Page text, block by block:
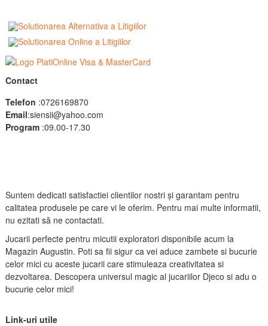
Contact
Telefon :0726169870
Email:siensii@yahoo.com
Program:09.00-17.30
Suntem dedicati satisfactiei clientilor nostri și garantam pentru
calitatea produsele pe care vi le oferim. Pentru mai multe informatii,
nu ezitati să ne contactati.
Jucarii perfecte pentru micutii exploratori disponibile acum la
Magazin Augustin. Poti sa fii sigur ca vei aduce zambete si bucurie
celor mici cu aceste jucarii care stimuleaza creativitatea si
dezvoltarea. Descopera universul magic al jucariilor Djeco si adu o
bucurie celor mici!
Link-uri utile